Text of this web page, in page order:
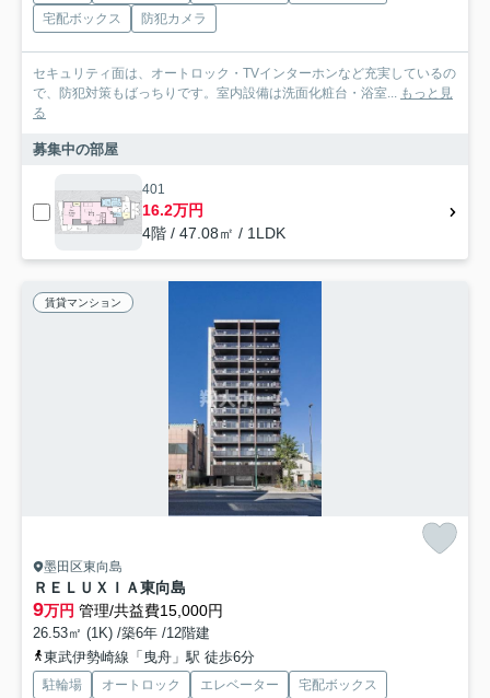
宅配ボックス
防犯カメラ
セキュリティ面は、オートロック・TVインターホンなど充実しているの
で、防犯対策もばっちりです。室内設備は洗面化粧台・浴室... もっと見
る
募集中の部屋
401
16.2万円
4階 / 47.08㎡ / 1LDK
賃貸マンション
墨田区東向島
ＲＥＬＵＸＩＡ東向島
9万円 管理/共益費15,000円
26.53㎡ (1K) /築6年 /12階建
東武伊勢崎線「曳舟」駅 徒歩6分
駐輪場 オートロック エレベーター 宅配ボックス